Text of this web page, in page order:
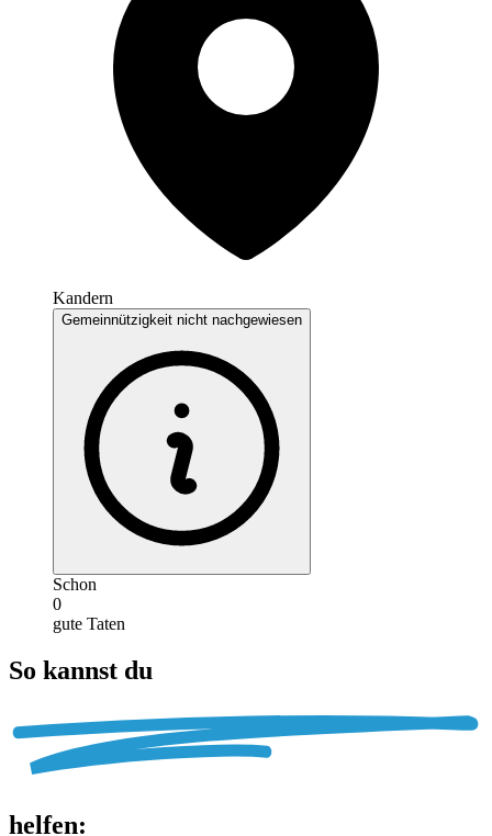
Kandern
Gemeinnützigkeit nicht nachgewiesen
Schon
0
gute Taten
So kannst du
helfen: